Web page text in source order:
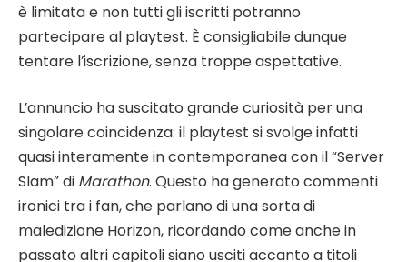
è limitata e non tutti gli iscritti potranno
partecipare al playtest. È consigliabile dunque
tentare l’iscrizione, senza troppe aspettative.
L’annuncio ha suscitato grande curiosità per una
singolare coincidenza: il playtest si svolge infatti
quasi interamente in contemporanea con il “Server
Slam” di Marathon. Questo ha generato commenti
ironici tra i fan, che parlano di una sorta di
maledizione Horizon, ricordando come anche in
passato altri capitoli siano usciti accanto a titoli